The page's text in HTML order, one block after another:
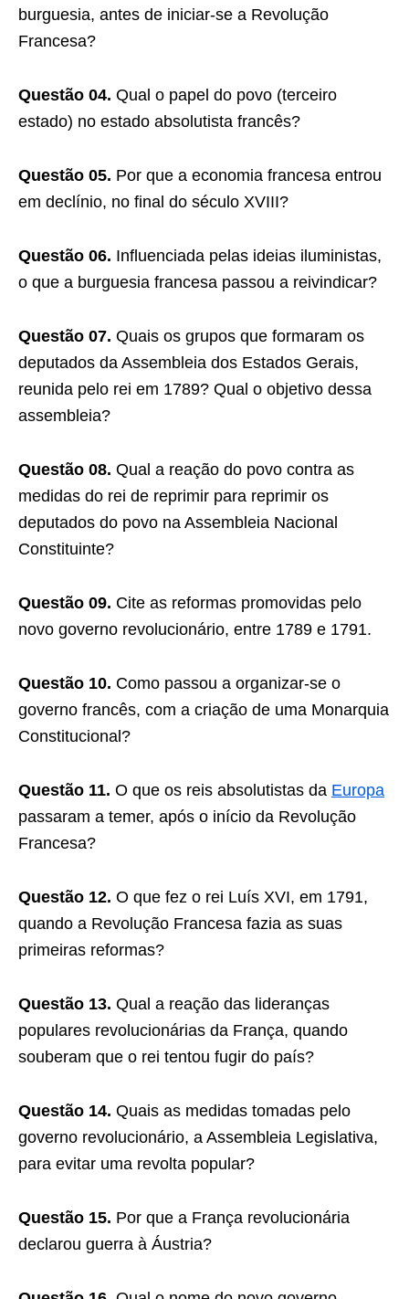
burguesia, antes de iniciar-se a Revolução
Francesa?
Questão 04. Qual o papel do povo (terceiro
estado) no estado absolutista francês?
Questão 05. Por que a economia francesa entrou
em declínio, no final do século XVIII?
Questão 06. Influenciada pelas ideias iluministas,
o que a burguesia francesa passou a reivindicar?
Questão 07. Quais os grupos que formaram os
deputados da Assembleia dos Estados Gerais,
reunida pelo rei em 1789? Qual o objetivo dessa
assembleia?
Questão 08. Qual a reação do povo contra as
medidas do rei de reprimir para reprimir os
deputados do povo na Assembleia Nacional
Constituinte?
Questão 09. Cite as reformas promovidas pelo
novo governo revolucionário, entre 1789 e 1791.
Questão 10. Como passou a organizar-se o
governo francês, com a criação de uma Monarquia
Constitucional?
Questão 11. O que os reis absolutistas da Europa
passaram a temer, após o início da Revolução
Francesa?
Questão 12. O que fez o rei Luís XVI, em 1791,
quando a Revolução Francesa fazia as suas
primeiras reformas?
Questão 13. Qual a reação das lideranças
populares revolucionárias da França, quando
souberam que o rei tentou fugir do país?
Questão 14. Quais as medidas tomadas pelo
governo revolucionário, a Assembleia Legislativa,
para evitar uma revolta popular?
Questão 15. Por que a França revolucionária
declarou guerra à Áustria?